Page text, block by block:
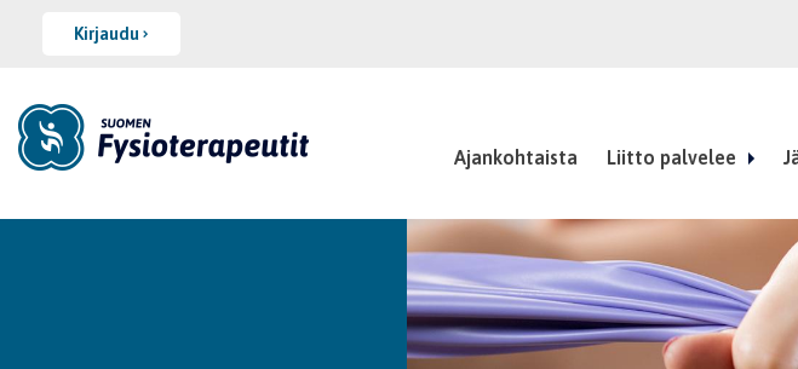
Kirjaudu
Ajankohtaista Liitto palvelee